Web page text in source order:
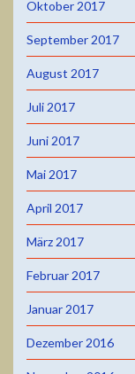
Oktober 2017
September 2017
August 2017
Juli 2017
Juni 2017
Mai 2017
April 2017
März 2017
Februar 2017
Januar 2017
Dezember 2016